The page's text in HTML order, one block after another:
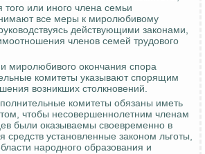
того или иного члена семьи
все меры к миролюбивому
действующими законами,
членов семей трудового
миролюбивого окончания спора
комитеты указываютспорящим
возникших столкновений.
комитеты обязаны иметь
чтобы несовершеннолетним членам
были оказываемы своевременно в
установленные законом льготы,
народного образования и